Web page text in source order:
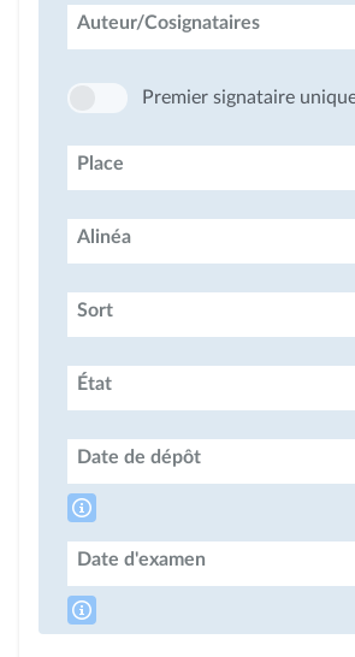
Auteur/Cosignataires
Premier signataire
Place
Alinéa
Sort
État
Date de dépôt
Date d'examen